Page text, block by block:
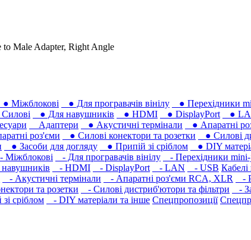
Male Adapter, Right Angle
● Міжблокові ● Для програвачів вінілу ● Перехідники
● Для навушників‎ ● HDMI ● DisplayPort ●
Адаптери ● Акустичні термінали ● Апаратні
роз'єми ● Силові конектори та розетки ● Силові
● Засоби для догляду ● Припій зі сріблом ● DIY
Міжблокові - Для програвачів вінілу - Перехідники
- HDMI - DisplayPort - LAN - USB Кабелі
- Акустичні термінали - Апаратні роз'єми RCA, XLR -
та розетки - Силові дистриб'ютори та фільтри -
сріблом - DIY матеріали та інше Спецпропозиції